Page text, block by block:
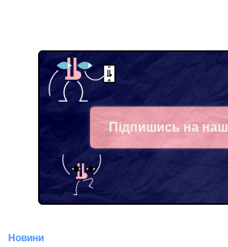
Підпишись на наш
Telegram
Новини